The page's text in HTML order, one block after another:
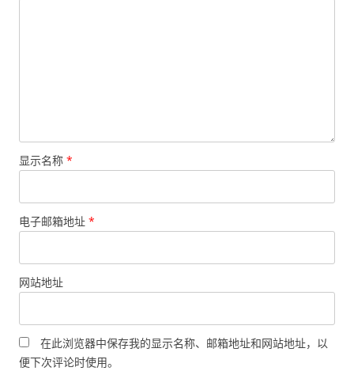
显示名称 *
电子邮箱地址 *
网站地址
在此浏览器中保存我的显示名称、邮箱地址和网站地址，以
便下次评论时使用。